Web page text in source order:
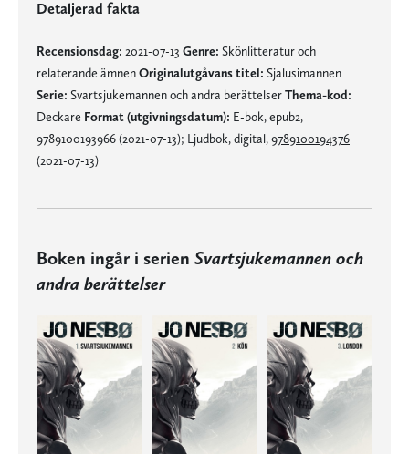
Detaljerad fakta
Recensionsdag: 2021-07-13 Genre: Skönlitteratur och
relaterande ämnenOriginalutgåvans titel: Sjalusimannen
Serie: Svartsjukemannen och andra berättelserThema-kod:
Deckare Format (utgivningsdatum): E-bok, epub2,
9789100193966 (2021-07-13); Ljudbok, digital,9789100194376
(2021-07-13)
Boken ingår i serien Svartsjukemannen och
andra berättelser